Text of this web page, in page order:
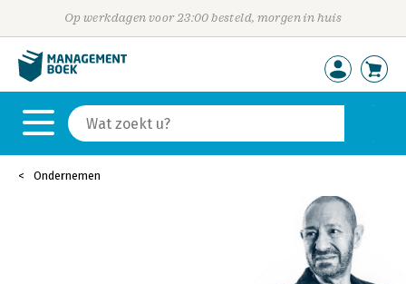
Op werkdagen voor 23:00 besteld, morgen in huis
Ondernemen